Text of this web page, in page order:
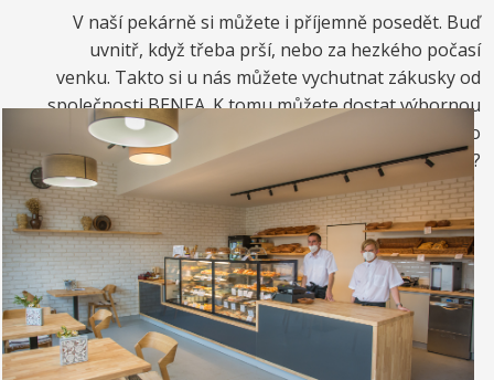
V naší pekárně si můžete i příjemně posedět. Buď
uvnitř, když třeba prší, nebo za hezkého počasí
venku. Takto si u nás můžete vychutnat zákusky od
společnosti BENEA. K tomu můžete dostat výbornou
kávou. Nebo si raději dáte zrmzlinový pohár nebo
vynikající točenou zmrzlinu?